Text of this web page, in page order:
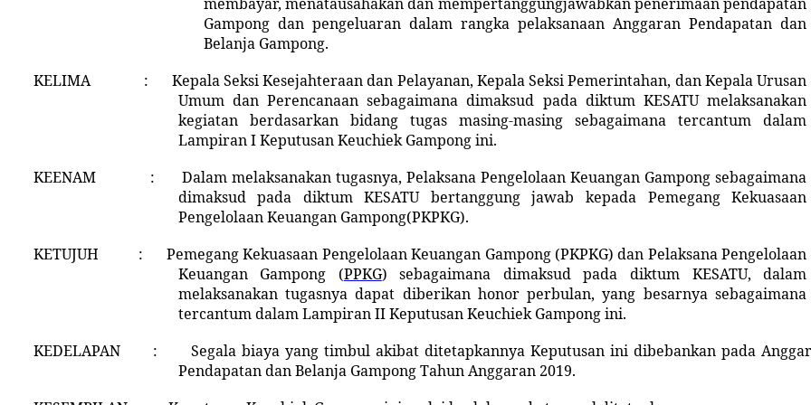
membayar, menatausahakan dan mempertanggungjawabkan penerimaan pendapatan
Gampong dan pengeluaran dalam rangka pelaksanaan Anggaran Pendapatan dan
Belanja Gampong.
KELIMA
: KepalaSeksi Kesejahteraan dan Pelayanan, KepalaSeksi Pemerintahan, danKepalaUrusan
Umum dan Perencanaan sebagaimana dimaksud pada diktum KESATU melaksanakan
kegiatan berdasarkan bidang tugas masing-masing sebagaimana tercantum dalam
Lampiran I Keputusan Keuchiek Gampong ini.
KEENAM
:
Dalam melaksanakan tugasnya, Pelaksana Pengelolaan Keuangan Gampong sebagaimana
dimaksud pada diktum KESATU bertanggung jawab kepada Pemegang Kekuasaan
Pengelolaan Keuangan Gampong(PKPKG).
KETUJUH
: Pemegang Kekuasaan Pengelolaan Keuangan Gampong(PKPKG) dan Pelaksana Pengelolaan
Keuangan Gampong (PPKG) sebagaimana dimaksud pada diktum KESATU, dalam
melaksanakan tugasnyadapat diberikan honor perbulan, yang besarnya sebagaimana
tercantum dalam Lampiran II Keputusan Keuchiek Gampong ini.
KEDELAPAN
:
Segala biaya yang timbul akibat ditetapkannya Keputusan ini dibebankan pada
Pendapatan dan Belanja Gampong Tahun Anggaran 2019.